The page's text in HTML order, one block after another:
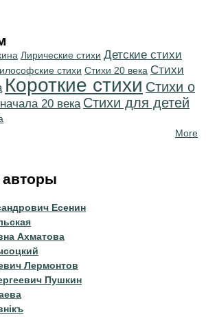
Лирические стихи Детские стихи
стихи Стихи 20 века Cтихи
Короткие стихи Стихи о
20 века Стихи для детей
More
Есенин
Ахматова
Лермонтов
Пушкин